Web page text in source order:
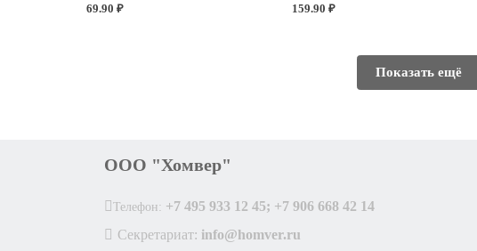
69.90 ₽
159.90 ₽
Показать ещё
ООО "Хомвер"
Телефон: +7 495 933 12 45; +7 906 668 42 14
Секретариат: info@homver.ru